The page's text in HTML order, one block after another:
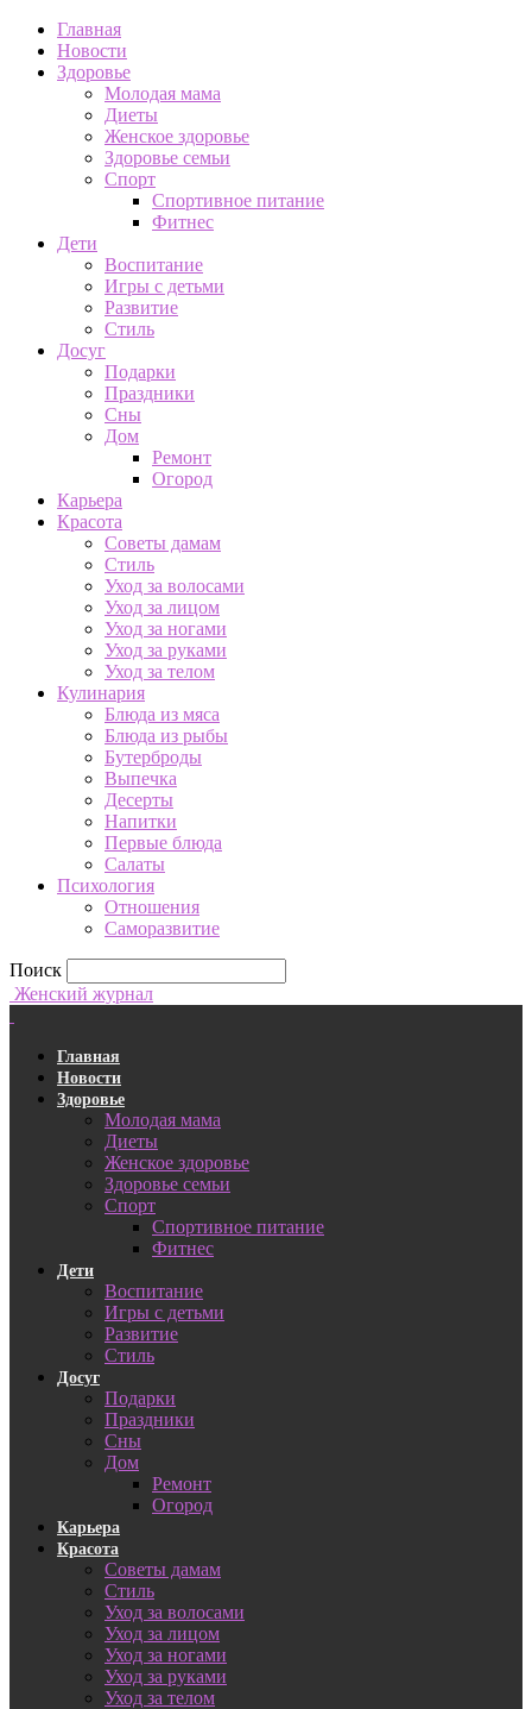
Главная
Новости
Здоровье
Молодая мама
Диеты
Женское здоровье
Здоровье семьи
Спорт
Спортивное питание
Фитнес
Дети
Воспитание
Игры с детьми
Развитие
Стиль
Досуг
Подарки
Праздники
Сны
Дом
Ремонт
Огород
Карьера
Красота
Советы дамам
Стиль
Уход за волосами
Уход за лицом
Уход за ногами
Уход за руками
Уход за телом
Кулинария
Блюда из мяса
Блюда из рыбы
Бутерброды
Выпечка
Десерты
Напитки
Первые блюда
Салаты
Психология
Отношения
Саморазвитие
Поиск
Женский журнал
Главная
Новости
Здоровье
Молодая мама
Диеты
Женское здоровье
Здоровье семьи
Спорт
Спортивное питание
Фитнес
Дети
Воспитание
Игры с детьми
Развитие
Стиль
Досуг
Подарки
Праздники
Сны
Дом
Ремонт
Огород
Карьера
Красота
Советы дамам
Стиль
Уход за волосами
Уход за лицом
Уход за ногами
Уход за руками
Уход за телом